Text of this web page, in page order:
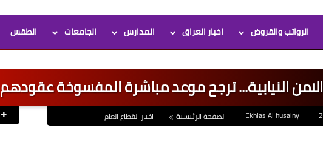
الرواتب والقروض اخبار العراق المدارس الجامعات الطقس
الامن النيابية... ترجح موعد مباشرة المفسوخة عقودهم
Ekhlas Al husainy الصفحة الرئيسية اخبار القطاع العام